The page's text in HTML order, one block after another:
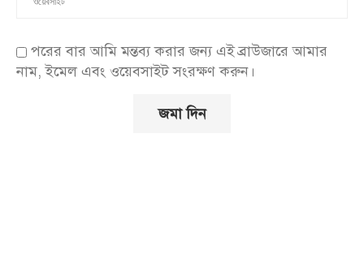
পরের বার আমি মন্তব্য করার জন্য এই ব্রাউজারে আমার
নাম, ইমেল এবং ওয়েবসাইট সংরক্ষণ করুন।